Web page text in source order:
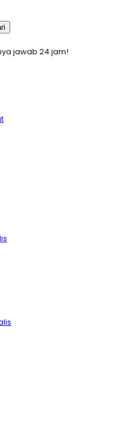
jawab 24 jam!